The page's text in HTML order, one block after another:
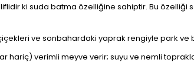
ki suda batma özelliğine sahiptir. Bu
ve sonbahardaki yaprak rengiyle park
hariç) verimli meyve verir; suyu ve nemli